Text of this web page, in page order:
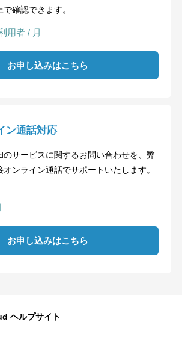
確認できます。
用者 / 月
お申し込みはこちら
ン通話対応
サービスに関するお問い合わせを、弊
ンライン通話でサポートいたします。
お申し込みはこちら
ヘルプサイト